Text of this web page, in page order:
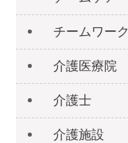
チームワーク
介護医療院
介護士
介護施設